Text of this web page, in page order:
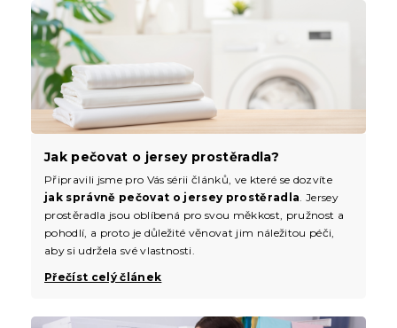
Jak pečovat o jersey prostěradla?
Připravili jsme pro Vás sérii článků, ve které se dozvíte
jak správně pečovat o jersey prostěradla . Jersey
prostěradla jsou oblíbená pro svou měkkost, pružnost a
pohodlí, a proto je důležité věnovat jim náležitou péči,
aby si udržela své vlastnosti.
Přečíst celý článek